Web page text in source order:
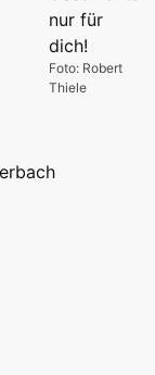
Foto: Robert
Thiele